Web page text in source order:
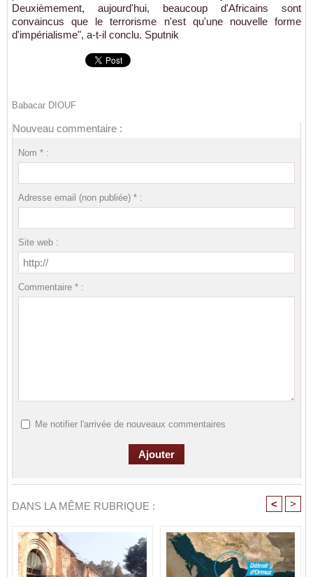
Deuxièmement, aujourd'hui, beaucoup d'Africains sont
convaincus que le terrorisme n'est qu'une nouvelle forme
d'impérialisme", a-t-il conclu. Sputnik
Babacar DIOUF
Nouveau commentaire :
Nom * :
Adresse email (non publiée) * :
Site web :
Commentaire * :
Me notifier l'arrivée de nouveaux commentaires
DANS LA MÊME RUBRIQUE : < >